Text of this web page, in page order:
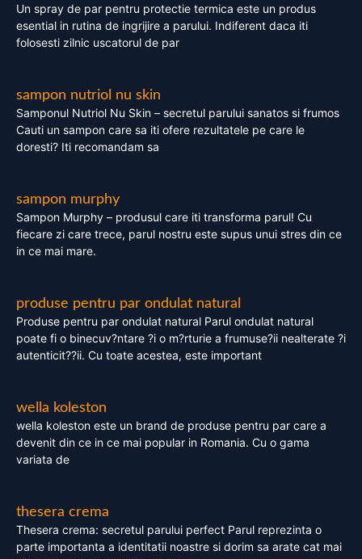
Un spray de par pentru protectie termica este un produs
esential in rutina de ingrijire a parului. Indiferent daca iti
folosesti zilnic uscatorul de par
sampon nutriol nu skin
Samponul Nutriol Nu Skin – secretul parului sanatos si frumos
Cauti un sampon care sa iti ofere rezultatele pe care le
doresti? Iti recomandam sa
sampon murphy
Sampon Murphy – produsul care iti transforma parul! Cu
fiecare zi care trece, parul nostru este supus unui stres din ce
in ce mai mare.
produse pentru par ondulat natural
Produse pentru par ondulat natural Parul ondulat natural
poate fi o binecuv?ntare ?i o m?rturie a frumuse?ii nealterate ?i
autenticit??ii. Cu toate acestea, este important
wella koleston
wella koleston este un brand de produse pentru par care a
devenit din ce in ce mai popular in Romania. Cu o gama
variata de
thesera crema
Thesera crema: secretul parului perfect Parul reprezinta o
parte importanta a identitatii noastre si dorim sa arate cat mai